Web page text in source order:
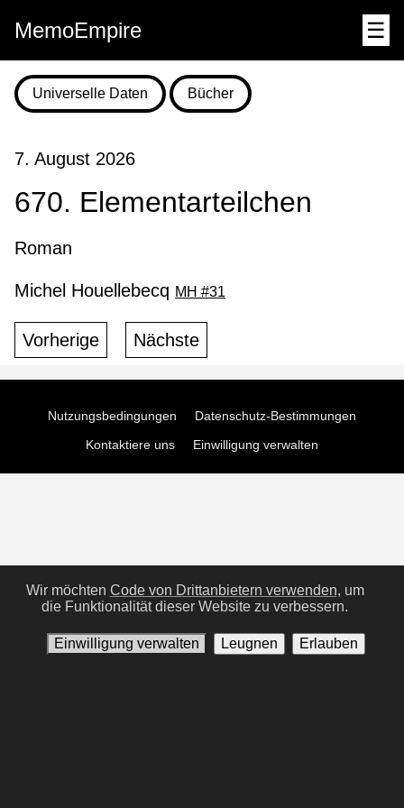
MemoEmpire ☰
Universelle Daten Bücher
7. August 2026
670. Elementarteilchen
Roman
Michel Houellebecq MH #31
Vorherige Nächste
Nutzungsbedingungen
Datenschutz-Bestimmungen
Kontaktiere uns
Einwilligung verwalten
Wir möchten Code von Drittanbietern verwenden, um
die Funktionalität dieser Website zu verbessern.
Einwilligung verwalten Leugnen Erlauben